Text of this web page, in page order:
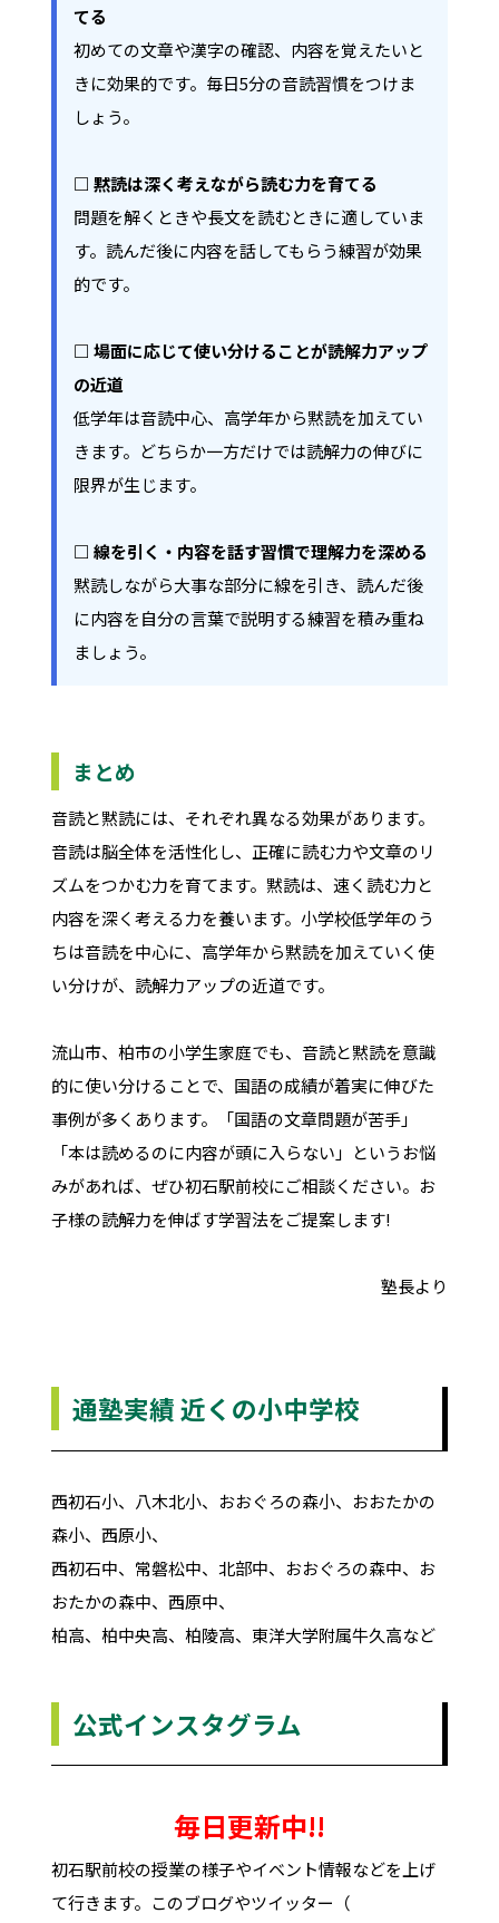
てる
初めての文章や漢字の確認、内容を覚えたいと
きに効果的です。毎日5分の音読習慣をつけま
しょう。
□ 黙読は深く考えながら読む力を育てる
問題を解くときや長文を読むときに適していま
す。読んだ後に内容を話してもらう練習が効果
的です。
□ 場面に応じて使い分けることが読解力アップ
の近道
低学年は音読中心、高学年から黙読を加えてい
きます。どちらか一方だけでは読解力の伸びに
限界が生じます。
□ 線を引く・内容を話す習慣で理解力を深める
黙読しながら大事な部分に線を引き、読んだ後
に内容を自分の言葉で説明する練習を積み重ね
ましょう。
まとめ
音読と黙読には、それぞれ異なる効果があります。
音読は脳全体を活性化し、正確に読む力や文章のリ
ズムをつかむ力を育てます。黙読は、速く読む力と
内容を深く考える力を養います。小学校低学年のう
ちは音読を中心に、高学年から黙読を加えていく使
い分けが、読解力アップの近道です。
流山市、柏市の小学生家庭でも、音読と黙読を意識
的に使い分けることで、国語の成績が着実に伸びた
事例が多くあります。「国語の文章問題が苦手」
「本は読めるのに内容が頭に入らない」というお悩
みがあれば、ぜひ初石駅前校にご相談ください。お
子様の読解力を伸ばす学習法をご提案します!
塾長より
通塾実績 近くの小中学校
西初石小、八木北小、おおぐろの森小、おおたかの
森小、西原小、
西初石中、常磐松中、北部中、おおぐろの森中、お
おたかの森中、西原中、
柏高、柏中央高、柏陵高、東洋大学附属牛久高など
公式インスタグラム
毎日更新中!!
初石駅前校の授業の様子やイベント情報などを上げ
て行きます。このブログやツイッター（